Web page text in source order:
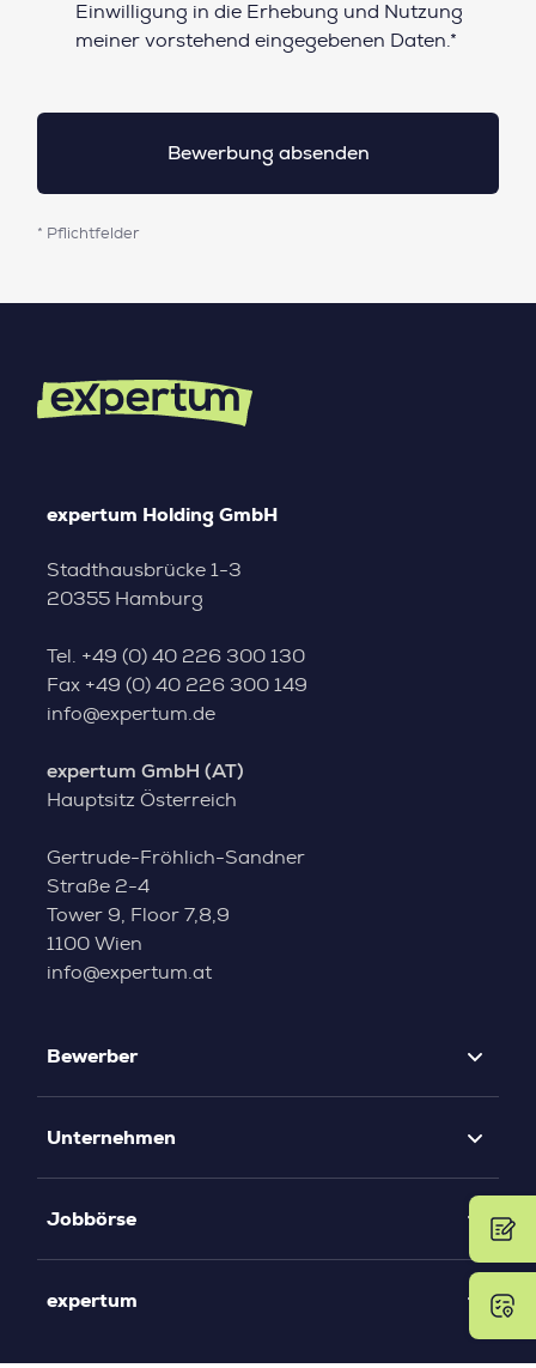
Einwilligung in die Erhebung und Nutzung
meiner vorstehend eingegebenen Daten.*
* Pflichtfelder
expertum Holding GmbH
Stadthausbrücke 1-3
20355 Hamburg
Tel. +49 (0) 40 226 300 130
Fax +49 (0) 40 226 300 149
info@expertum.de
expertum GmbH (AT)
Hauptsitz Österreich
Gertrude-Fröhlich-Sandner
Straße 2-4
Tower 9, Floor 7,8,9
1100 Wien
info@expertum.at
Bewerber
Unternehmen
Jobbörse
expertum